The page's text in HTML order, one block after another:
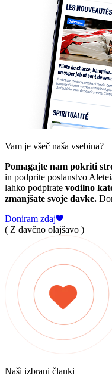
Vam je všeč naša vsebina?
Pomagajte nam pokriti
in podprite poslanstvo
lahko podpirate vodilno
zmanjšate svoje davke.
Doniram zdaj
( Z davčno olajšavo )
Naši izbrani članki